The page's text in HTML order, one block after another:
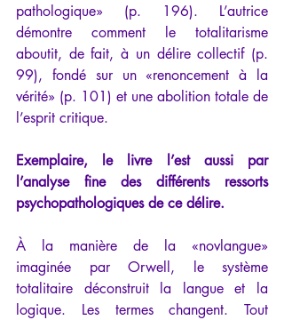
pathologique» (p. 196). L’autrice
démontre comment le totalitarisme
aboutit, de fait, à un délire collectif (p.
99), fondé sur un «renoncement à la
vérité» (p. 101) et une abolition totale de
l’esprit critique.
Exemplaire, le livre l’est aussi par
l’analyse fine des différents ressorts
psychopathologiques de ce délire.
À la manière de la «novlangue»
imaginée par Orwell, le système
totalitaire déconstruit la langue et la
logique. Les termes changent. Tout